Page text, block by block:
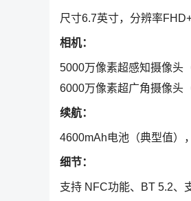
尺寸6.7英寸，分辨率
相机：
5000万像素超感知摄像头
6000万像素超广角摄像头
续航：
4600mAh电池（典型值）
细节：
支持 NFC功能、BT 5.2、